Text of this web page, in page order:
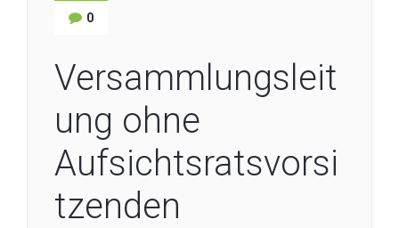
0
Versammlungsleit
ung ohne
Aufsichtsratsvorsi
tzenden